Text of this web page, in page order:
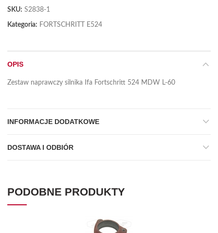
SKU: S2838-1
Kategoria: FORTSCHRITT E524
OPIS
Zestaw naprawczy silnika Ifa Fortschritt 524 MDW L-60
INFORMACJE DODATKOWE
DOSTAWA I ODBIÓR
PODOBNE PRODUKTY